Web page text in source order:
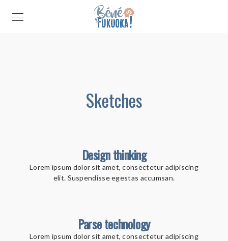
Sketches
Design thinking
Lorem ipsum dolor sit amet, consectetur adipiscing
elit. Suspendisse egestas accumsan.
Parse technology
Lorem ipsum dolor sit amet, consectetur adipiscing